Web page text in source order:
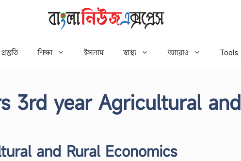
শিক্ষা ইসলাম স্বাস্থ্য আরোও Tools
3rd year Agricultural and
and Rural Economics